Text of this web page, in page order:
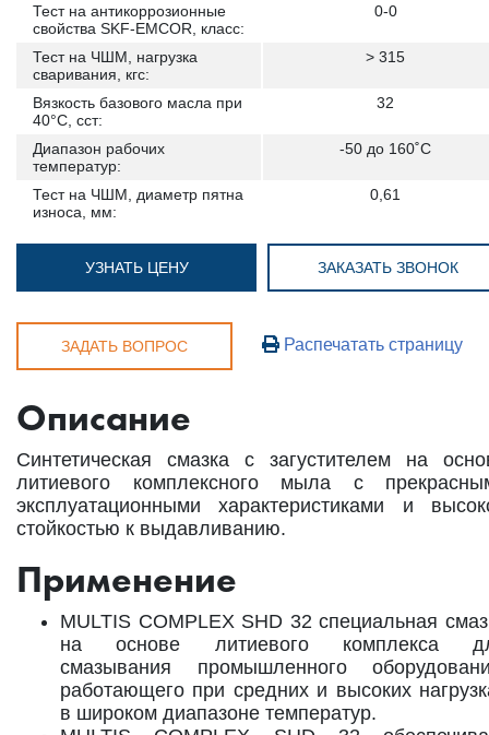
Тест на антикоррозионные
свойства SKF-EMCOR, класс:
0-0
Тест на ЧШМ, нагрузка
сваривания, кгс:
> 315
Вязкость базового масла при
40°C, сст:
32
Диапазон рабочих
температур:
-50 до 160˚С
Тест на ЧШМ, диаметр пятна
износа, мм:
0,61
УЗНАТЬ ЦЕНУ ЗАКАЗАТЬ ЗВОНОК
ЗАДАТЬ ВОПРОС Распечатать страницу
Описание
Синтетическая смазка с загустителем на
литиевого комплексного мыла с
эксплуатационными характеристиками и
стойкостью к выдавливанию.
Применение
MULTIS COMPLEX SHD 32 специальная
на основе литиевого комплекса
смазывания промышленного
работающего при средних и высоких
в широком диапазоне температур.